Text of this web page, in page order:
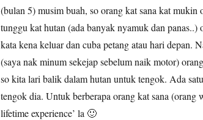
(bulan 5) musim buah, so orang kat sana kat mukin
tunggu kat hutan (ada banyak nyamuk dan
kata kena keluar dan cuba petang atau hari depan.
(saya nak minum sekejap sebelum naik motor)
so kita lari balik dalam hutan untuk tengok. Ada
tengok dia. Untuk berberapa orang kat sana (orang
lifetime experience’ la 🙂